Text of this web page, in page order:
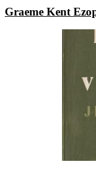
Graeme Kent